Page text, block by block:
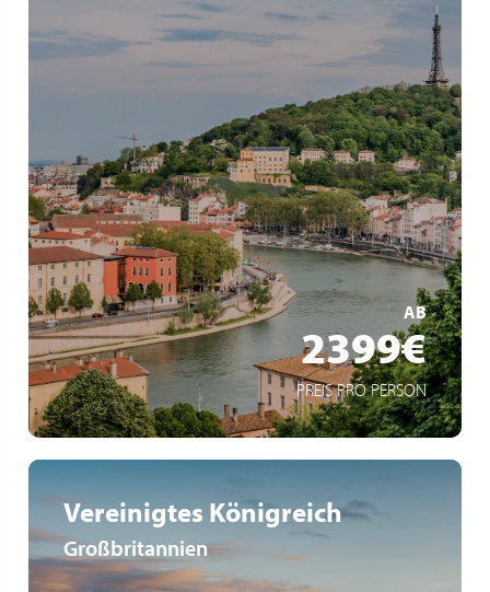
AB
2399€
PREIS PRO PERSON
Dîner à l'Abbaye de Collonges -Paul Bocuse
Les gorges de l'Ardèche, plus beau canyon d'Europe
La Camargue, ses paysages et ses manades
MEHR ERFAHREN
Vereinigtes Königreich
Großbritannien